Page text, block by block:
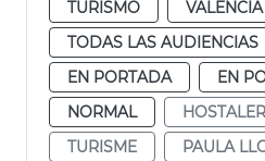
TURISMO
VALENCIA
TODAS LAS AUDIENCIAS
EN PORTADA
EN
NORMAL
TURISME
PAULA